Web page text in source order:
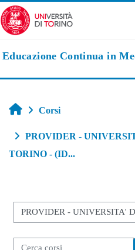
Vai al contenuto principale
Educazione Continua in
Home
Corsi
PROVIDER -
TORINO - (ID...
Categorie di corso